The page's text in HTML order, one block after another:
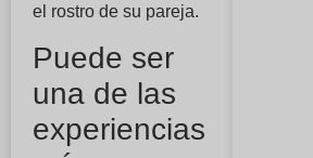
el rostro de su pareja.
Puede ser
una de las
experiencias